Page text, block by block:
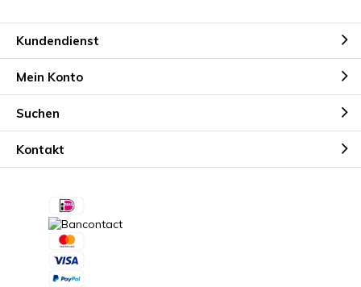
Kundendienst
Mein Konto
Suchen
Kontakt